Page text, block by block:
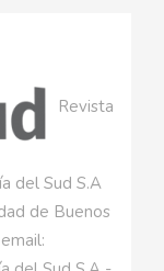
Revista
del Sud S.A
de Buenos